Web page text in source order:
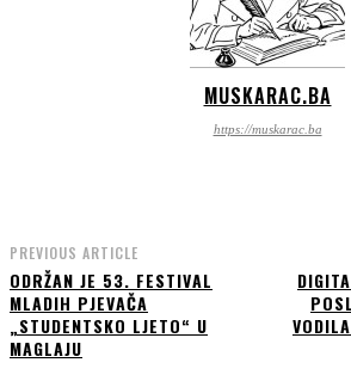
MUSKARAC.BA
https://muskarac.ba
PREVIOUS ARTICLE
ODRŽAN JE 53. FESTIVAL
MLADIH PJEVAČA
„STUDENTSKO LJETO“ U
MAGLAJU